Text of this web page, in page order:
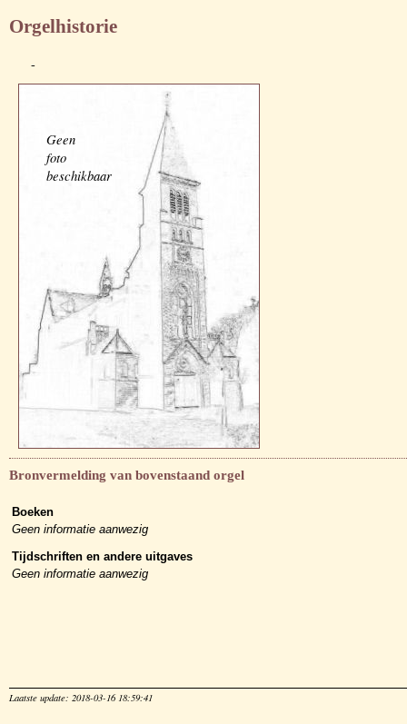
Orgelhistorie
-
Geen
foto
beschikbaar
Bronvermelding van bovenstaand orgel
Boeken
Geen informatie aanwezig
Tijdschriften en andere uitgaves
Geen informatie aanwezig
Laatste update: 2018-03-16 18:59:41